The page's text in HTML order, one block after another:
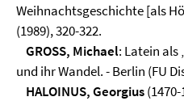
Weihnachtsgeschichte [als
(1989), 320-322.
GROSS, Michael: Latein als
und ihr Wandel. - Berlin (FU
HALOINUS, Georgius